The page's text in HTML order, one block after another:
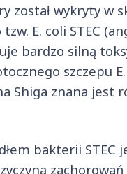
został wykryty w
E. coli STEC
bardzo silną
szczepu
Shiga znana jest
bakterii STEC